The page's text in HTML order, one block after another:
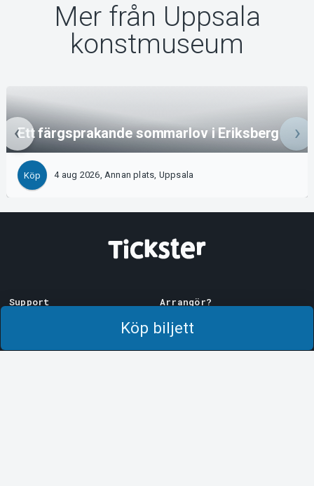
Köp biljett
Mer från Uppsala
konstmuseum
Ett färgsprakande sommarlov i Eriksberg
Köp 4 aug 2026, Annan plats, Uppsala
Support
Arrangör?
Logga in i Manager